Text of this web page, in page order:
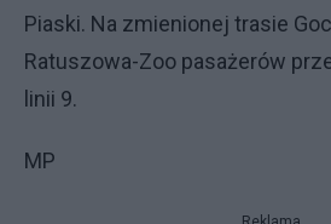
Piaski. Na zmienionej trasie
Ratuszowa-Zoo pasażerów
linii 9.
MP